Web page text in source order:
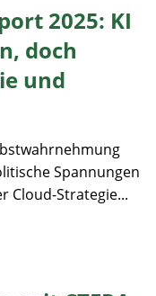
2025: KI
doch
und
Spannungen
Cloud-Strategie...